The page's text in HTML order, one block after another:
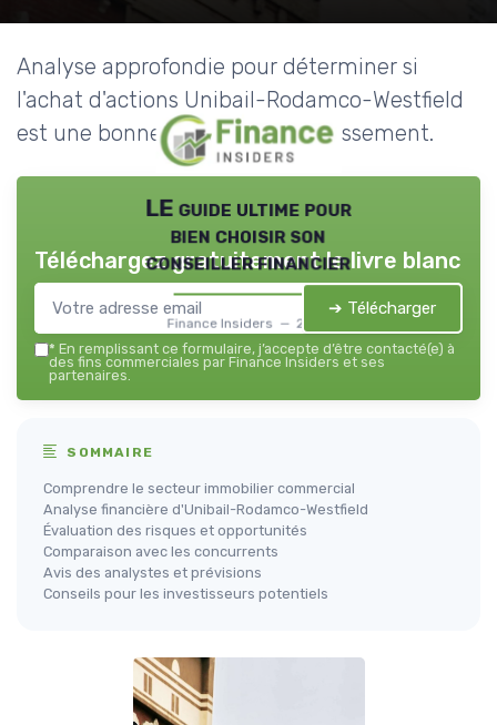
Analyse approfondie pour déterminer si
l'achat d'actions Unibail-Rodamco-Westfield
est une bonne décision d'investissement.
LE guide ultime pour
bien choisir son
conseiller financier
Finance Insiders — 2026
Téléchargez gratuitement le livre blanc
➔ Télécharger
* En remplissant ce formulaire, j’accepte d’être contacté(e) à
des fins commerciales par Finance Insiders et ses
partenaires.
SOMMAIRE
Comprendre le secteur immobilier commercial
Analyse financière d'Unibail-Rodamco-Westfield
Évaluation des risques et opportunités
Comparaison avec les concurrents
Avis des analystes et prévisions
Conseils pour les investisseurs potentiels